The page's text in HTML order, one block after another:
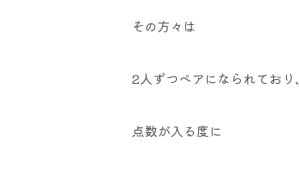
その方々は
2人ずつペアになられており、
点数が入る度に